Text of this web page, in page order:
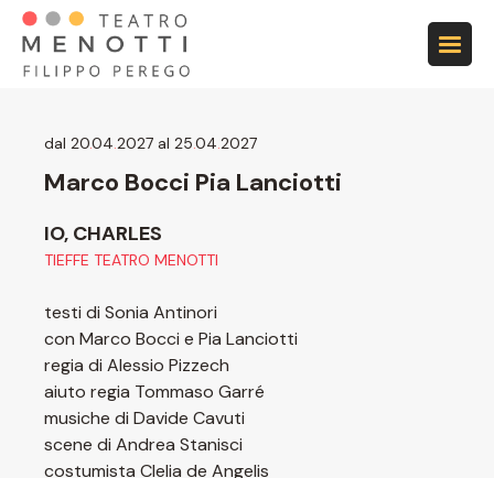
dal 20.04.2027 al 25.04.2027
Marco Bocci Pia Lanciotti
IO, CHARLES
TIEFFE TEATRO MENOTTI
testi di Sonia Antinori
con Marco Bocci e Pia Lanciotti
regia di Alessio Pizzech
aiuto regia Tommaso Garré
musiche di Davide Cavuti
scene di Andrea Stanisci
costumista Clelia de Angelis